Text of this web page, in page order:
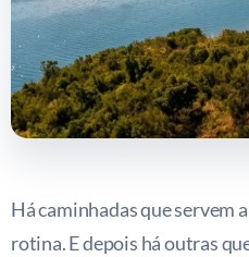
Há caminhadas que servem
rotina. E depois há outras